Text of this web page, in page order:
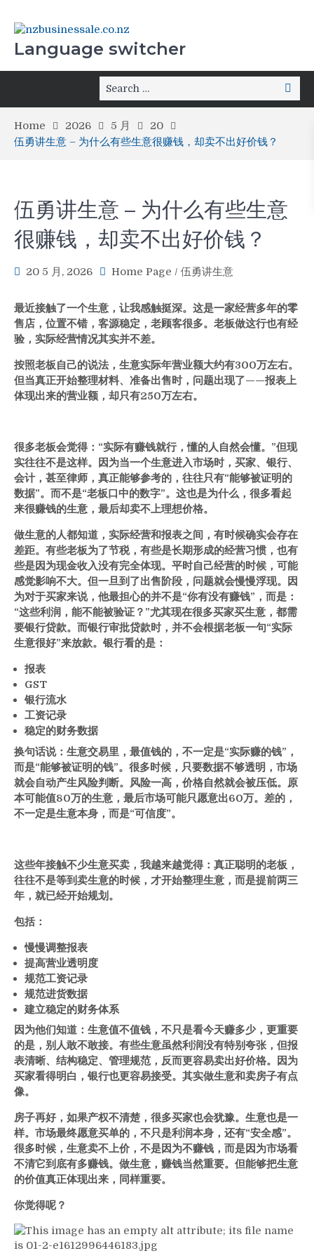
Language switcher
Home 2026 5 月
20
伍勇讲生意 – 为什么有些生意很赚钱，却卖不出好价钱？
伍勇讲生意 – 为什么有些生意
很赚钱，却卖不出好价钱？
20 5 月, 2026 Home Page / 伍勇讲生意
最近接触了一个生意，让我感触挺深。这是一家经营多年的零
售店，位置不错，客源稳定，老顾客很多。老板做这行也有经
验，实际经营情况其实并不差。
按照老板自己的说法，生意实际年营业额大约有300万左右。
但当真正开始整理材料、准备出售时，问题出现了——报表上
体现出来的营业额，却只有250万左右。
很多老板会觉得：“实际有赚钱就行，懂的人自然会懂。”但现
实往往不是这样。因为当一个生意进入市场时，买家、银行、
会计，甚至律师，真正能够参考的，往往只有“能够被证明的
数据”。而不是“老板口中的数字”。这也是为什么，很多看起
来很赚钱的生意，最后却卖不上理想价格。
做生意的人都知道，实际经营和报表之间，有时候确实会存在
差距。有些老板为了节税，有些是长期形成的经营习惯，也有
些是因为现金收入没有完全体现。平时自己经营的时候，可能
感觉影响不大。但一旦到了出售阶段，问题就会慢慢浮现。因
为对于买家来说，他最担心的并不是“你有没有赚钱”，而是：
“这些利润，能不能被验证？”尤其现在很多买家买生意，都需
要银行贷款。而银行审批贷款时，并不会根据老板一句“实际
生意很好”来放款。银行看的是：
报表
GST
银行流水
工资记录
稳定的财务数据
换句话说：生意交易里，最值钱的，不一定是“实际赚的钱” ，
而是“能够被证明的钱”。很多时候，只要数据不够透明，市场
就会自动产生风险判断。风险一高，价格自然就会被压低。原
本可能值80万的生意，最后市场可能只愿意出60万。差的，
不一定是生意本身，而是“可信度”。
这些年接触不少生意买卖，我越来越觉得：真正聪明的老板，
往往不是等到卖生意的时候，才开始整理生意，而是提前两三
年，就已经开始规划。
包括：
慢慢调整报表
提高营业透明度
规范工资记录
规范进货数据
建立稳定的财务体系
因为他们知道：生意值不值钱，不只是看今天赚多少，更重要
的是，别人敢不敢接。有些生意虽然利润没有特别夸张，但报
表清晰、结构稳定、管理规范，反而更容易卖出好价格。因为
买家看得明白，银行也更容易接受。其实做生意和卖房子有点
像。
房子再好，如果产权不清楚，很多买家也会犹豫。生意也是一
样。市场最终愿意买单的，不只是利润本身，还有“安全感”。
很多时候，生意卖不上价，不是因为不赚钱，而是因为市场看
不清它到底有多赚钱。做生意，赚钱当然重要。但能够把生意
的价值真正体现出来，同样重要。
你觉得呢？